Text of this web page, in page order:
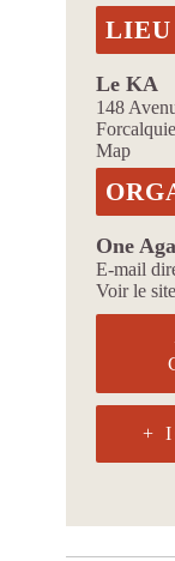
LIEU
Le KA
148
Map
One
E-mail
Voir le
+